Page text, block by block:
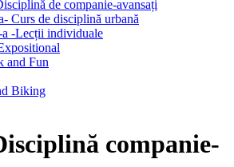
de companie-avansați
Curs de disciplină urbană
-Lecții individuale
and Fun
Biking
companie-